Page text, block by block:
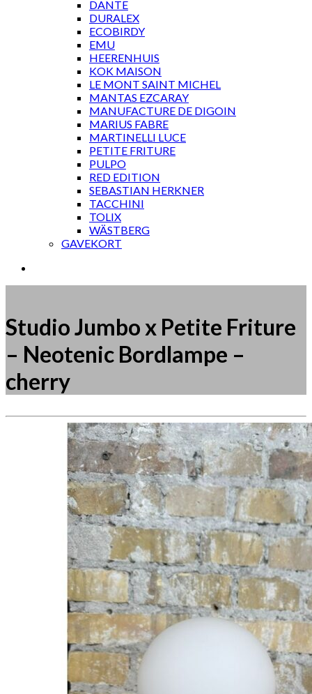
DANTE
DURALEX
ECOBIRDY
EMU
HEERENHUIS
KOK MAISON
LE MONT SAINT MICHEL
MANTAS EZCARAY
MANUFACTURE DE DIGOIN
MARIUS FABRE
MARTINELLI LUCE
PETITE FRITURE
PULPO
RED EDITION
SEBASTIAN HERKNER
TACCHINI
TOLIX
WÄSTBERG
GAVEKORT
Studio Jumbo x Petite Friture
– Neotenic Bordlampe –
cherry
Måske kunne nogle af disse produkter have din